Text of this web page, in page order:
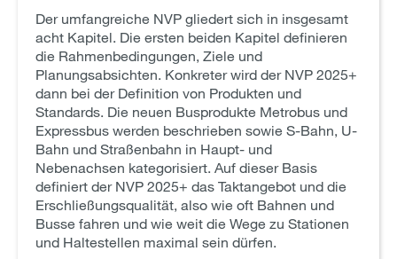
Der umfangreiche NVP gliedert sich in insgesamt
acht Kapitel. Die ersten beiden Kapitel definieren
die Rahmenbedingungen, Ziele und
Planungsabsichten. Konkreter wird der NVP 2025+
dann bei der Definition von Produkten und
Standards. Die neuen Busprodukte Metrobus und
Expressbus werden beschrieben sowie S-Bahn, U-
Bahn und Straßenbahn in Haupt- und
Nebenachsen kategorisiert. Auf dieser Basis
definiert der NVP 2025+ das Taktangebot und die
Erschließungsqualität, also wie oft Bahnen und
Busse fahren und wie weit die Wege zu Stationen
und Haltestellen maximal sein dürfen.